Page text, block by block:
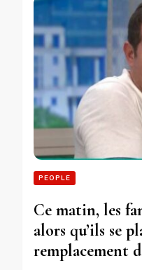
PEOPLE
Ce matin, les
alors qu’ils se
remplacement